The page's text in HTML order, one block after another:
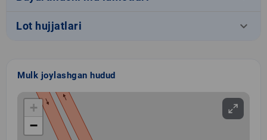
Lot hujjatlari keyboard_arrow_down
Mulk joylashgan hudud
+
−